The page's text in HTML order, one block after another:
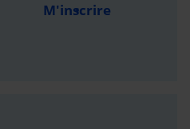
M'inscrire